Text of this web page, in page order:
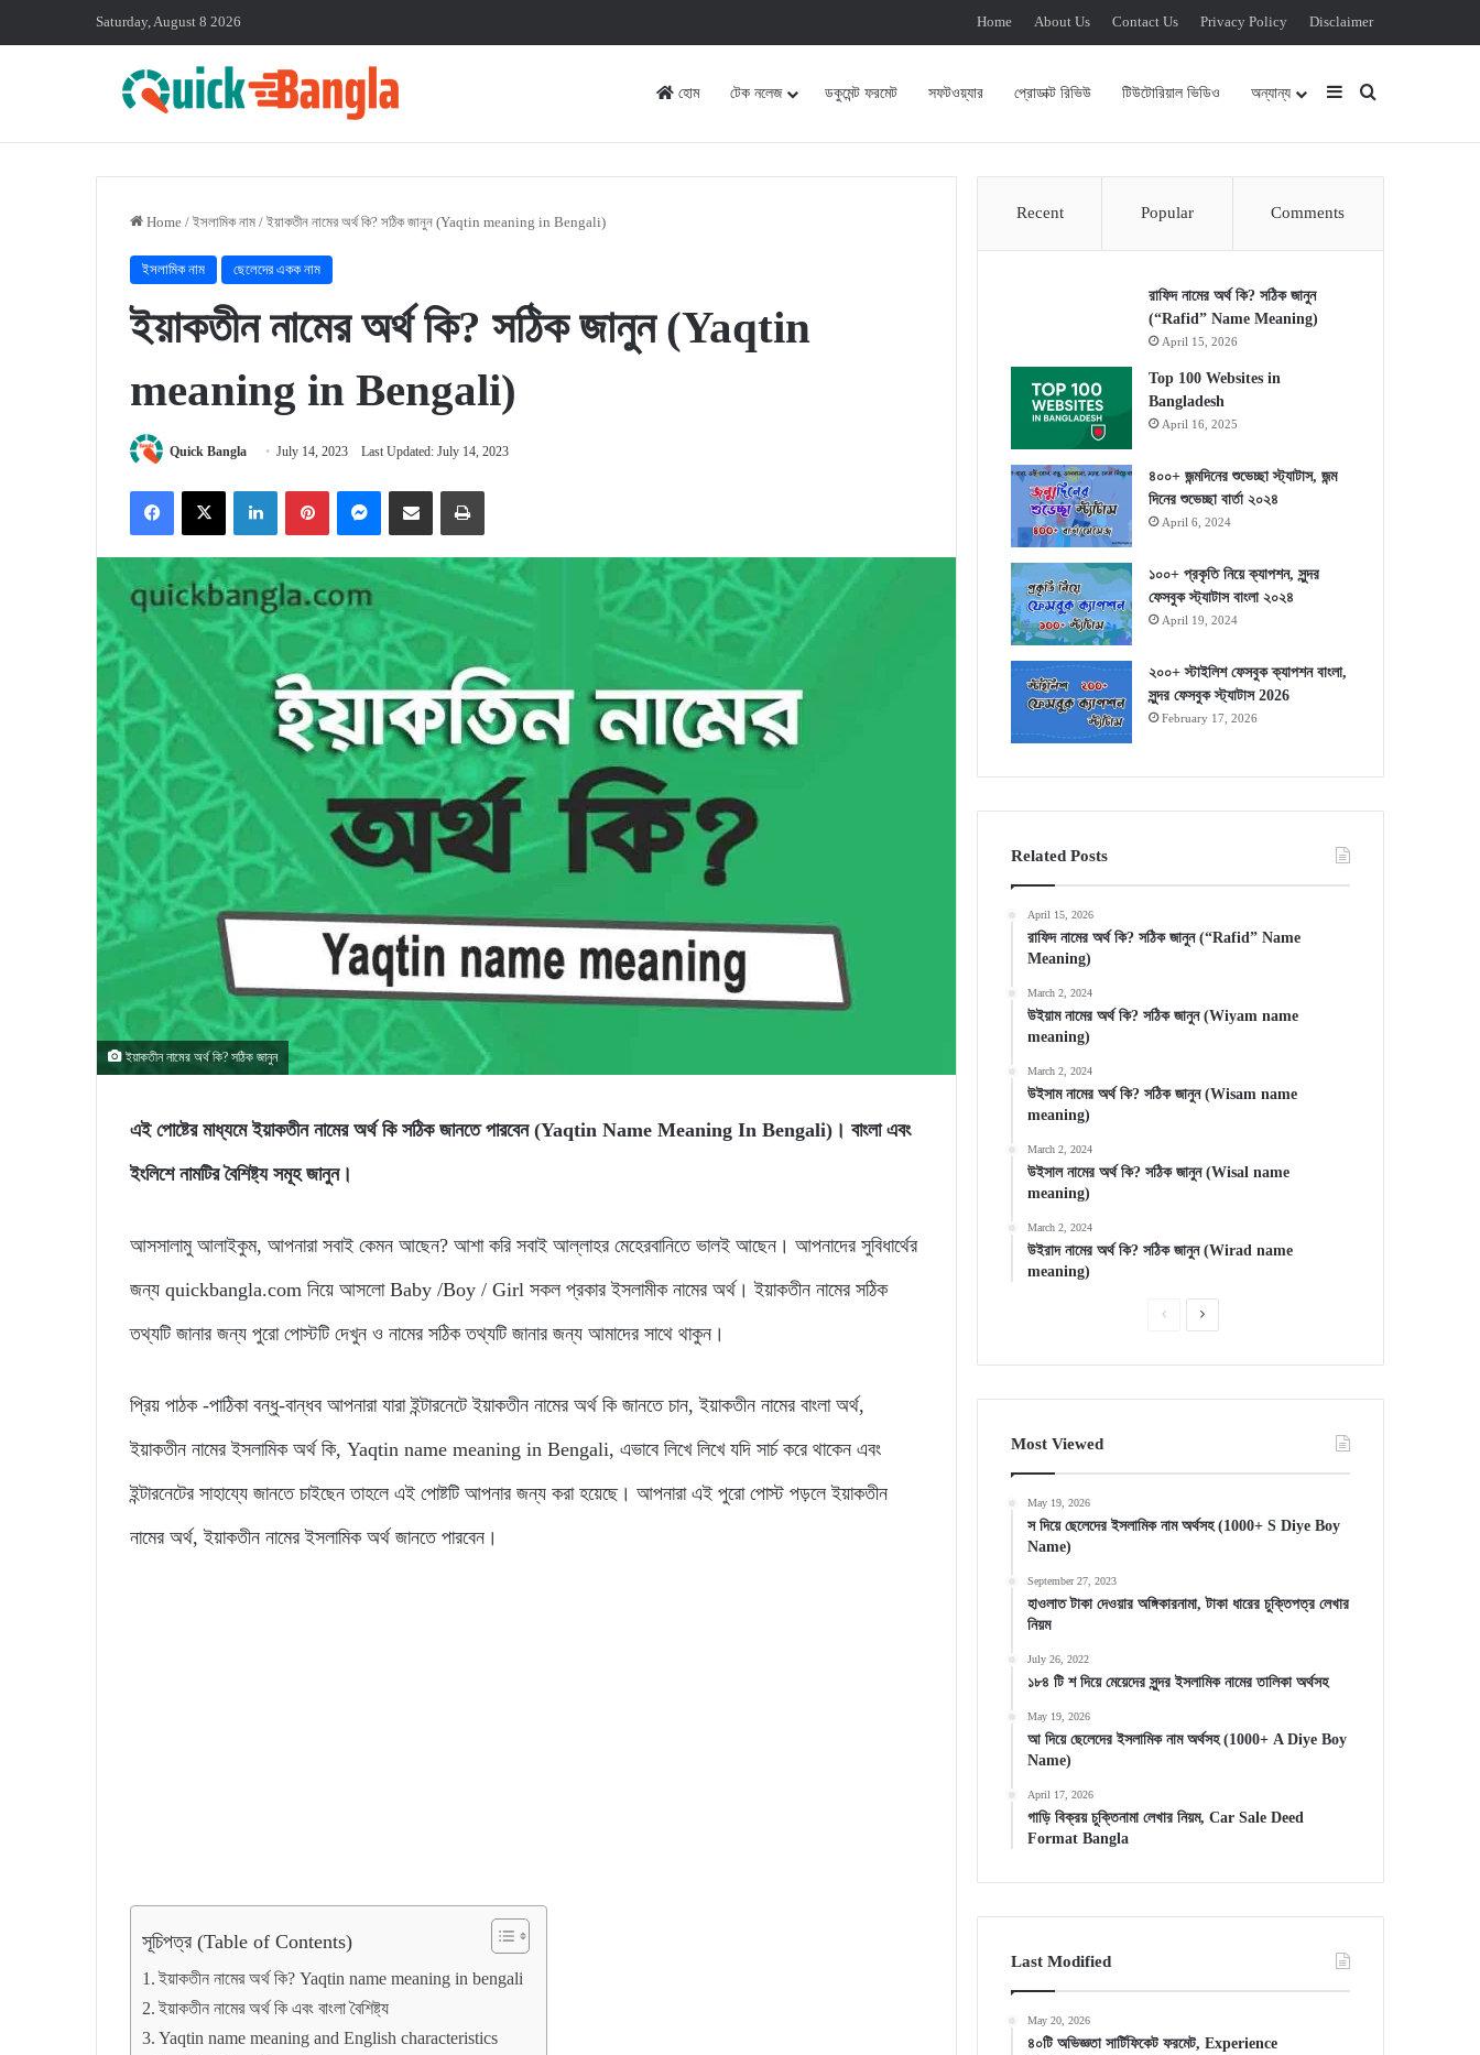
Saturday, August 8 2026 Home About Us Contact Us Privacy Policy Disclaimer
হোম টেক নলেজ ডকুমেন্ট ফরমেট সফটওয়্যার প্রোডাক্ট রিভিউ টিউটোরিয়াল ভিডিও অন্যান্য Sidebar
Home / ইসলামিক নাম / ইয়াকতীন নামের অর্থ কি? সঠিক জানুন (Yaqtin meaning in Bengali)
ইসলামিক নাম ছেলেদের একক নাম
ইয়াকতীন নামের অর্থ কি? সঠিক জানুন (Yaqtin
meaning in Bengali)
Quick Bangla July 14, 2023 Last Updated: July 14, 2023
FacebookX LinkedInPinterestMessengerShare via Email Print
ইয়াকতীন নামের অর্থ কি? সঠিক জানুন
এই পোষ্টের মাধ্যমে ইয়াকতীন নামের অর্থ কি সঠিক জানতে পারবেন (Yaqtin Name Meaning In Bengali)। বাংলা এবং
ইংলিশে নামটির বৈশিষ্ট্য সমূহ জানুন।
আসসালামু আলাইকুম, আপনারা সবাই কেমন আছেন? আশা করি সবাই আল্লাহর মেহেরবানিতে ভালই আছেন। আপনাদের সুবিধার্থের
জন্য quickbangla.com নিয়ে আসলো Baby /Boy / Girl সকল প্রকার ইসলামীক নামের অর্থ। ইয়াকতীন নামের সঠিক
তথ্যটি জানার জন্য পুরো পোস্টটি দেখুন ও নামের সঠিক তথ্যটি জানার জন্য আমাদের সাথে থাকুন।
প্রিয় পাঠক -পাঠিকা বন্ধু-বান্ধব আপনারা যারা ইন্টারনেটে ইয়াকতীন নামের অর্থ কি জানতে চান, ইয়াকতীন নামের বাংলা অর্থ,
ইয়াকতীন নামের ইসলামিক অর্থ কি, Yaqtin name meaning in Bengali, এভাবে লিখে লিখে যদি সার্চ করে থাকেন এবং
ইন্টারনেটের সাহায্যে জানতে চাইছেন তাহলে এই পোষ্টটি আপনার জন্য করা হয়েছে। আপনারা এই পুরো পোস্ট পড়লে ইয়াকতীন
নামের অর্থ, ইয়াকতীন নামের ইসলামিক অর্থ জানতে পারবেন।
সূচিপত্র (Table of Contents)
ইয়াকতীন নামের অর্থ কি? Yaqtin name meaning in bengali
ইয়াকতীন নামের অর্থ কি এবং বাংলা বৈশিষ্ট্য
Yaqtin name meaning and English characteristics
Recent Popular Comments
রাফিদ নামের অর্থ কি? সঠিক জানুন
(“Rafid” Name Meaning)
April 15, 2026
Top 100 Websites in
Bangladesh
April 16, 2025
৪০০+ জন্মদিনের শুভেচ্ছা স্ট্যাটাস, জন্ম
দিনের শুভেচ্ছা বার্তা ২০২৪
April 6, 2024
১০০+ প্রকৃতি নিয়ে ক্যাপশন, সুন্দর
ফেসবুক স্ট্যাটাস বাংলা ২০২৪
April 19, 2024
২০০+ স্টাইলিশ ফেসবুক ক্যাপশন বাংলা,
সুন্দর ফেসবুক স্ট্যাটাস 2026
February 17, 2026
Related Posts
April 15, 2026
রাফিদ নামের অর্থ কি? সঠিক জানুন (“Rafid” Name
Meaning)
March 2, 2024
উইয়াম নামের অর্থ কি? সঠিক জানুন (Wiyam name
meaning)
March 2, 2024
উইসাম নামের অর্থ কি? সঠিক জানুন (Wisam name
meaning)
March 2, 2024
উইসাল নামের অর্থ কি? সঠিক জানুন (Wisal name
meaning)
March 2, 2024
উইরাদ নামের অর্থ কি? সঠিক জানুন (Wirad name
meaning)
PreviousNext
Most Viewed
May 19, 2026
স দিয়ে ছেলেদের ইসলামিক নাম অর্থসহ (1000+ S Diye Boy
Name)
September 27, 2023
হাওলাত টাকা দেওয়ার অঙ্গিকারনামা, টাকা ধারের চুক্তিপত্র লেখার
নিয়ম
July 26, 2022
১৮৪ টি শ দিয়ে মেয়েদের সুন্দর ইসলামিক নামের তালিকা অর্থসহ
May 19, 2026
আ দিয়ে ছেলেদের ইসলামিক নাম অর্থসহ (1000+ A Diye Boy
Name)
April 17, 2026
গাড়ি বিক্রয় চুক্তিনামা লেখার নিয়ম, Car Sale Deed
Format Bangla
Last Modified
May 20, 2026
৪০টি অভিজ্ঞতা সার্টিফিকেট ফরমেট, Experience